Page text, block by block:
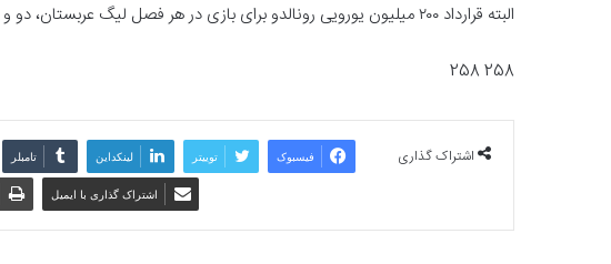
البته قرارداد ۲۰۰ میلیون یورویی رونالدو برای بازی در هر فصل لیگ عربستان، دو و نیم ساله بوده و به طور قانونی تا ژوئن ۲۰۲۵ ادامه دارد.
258 258
اشتراک گذاری فیسبوک توییتر لینکداین تامبلر
اشتراک گذاری با ایمیل